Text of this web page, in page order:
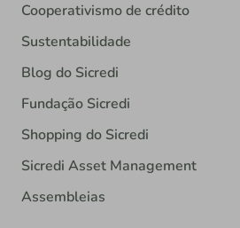
Cooperativismo de crédito
Sustentabilidade
Blog do Sicredi
Fundação Sicredi
Shopping do Sicredi
Sicredi Asset Management
Assembleias